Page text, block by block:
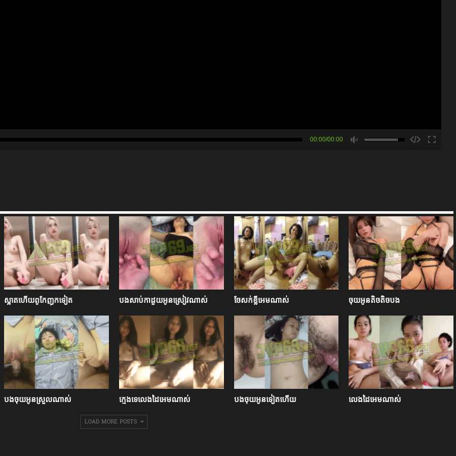
00:00/00:00
ស្អាតហើយពូកែញុកទៀត បងសាប់កាដួយអូនស្រៀវណាស់ ចែសក់ខ្លីអេមណាស់ ចុយអូនតិចតិចបង
បងចុយអូនស្រួលណាស់ ក្មេងទេលេងដៃអេមណាស់ បងចុយអូនទៀតហើយ លេងដៃអេមណាស់
LOAD MORE POSTS